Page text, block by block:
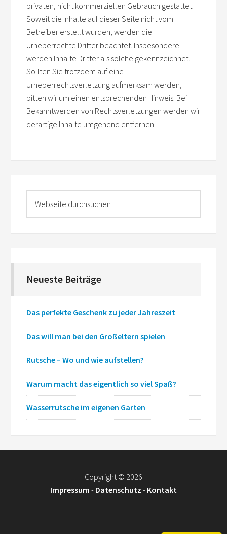
privaten, nicht kommerziellen Gebrauch gestattet.
Soweit die Inhalte auf dieser Seite nicht vom
Betreiber erstellt wurden, werden die
Urheberrechte Dritter beachtet. Insbesondere
werden Inhalte Dritter als solche gekennzeichnet.
Sollten Sie trotzdem auf eine
Urheberrechtsverletzung aufmerksam werden,
bitten wir um einen entsprechenden Hinweis. Bei
Bekanntwerden von Rechtsverletzungen werden wir
derartige Inhalte umgehend entfernen.
Neueste Beiträge
Das perfekte Geschenk zu jeder Jahreszeit
Das will man bei den Großeltern spielen
Rutsche – Wo und wie aufstellen?
Warum macht das eigentlich so viel Spaß?
Wasserrutsche im eigenen Garten
Copyright© 2026
Impressum - Datenschutz - Kontakt